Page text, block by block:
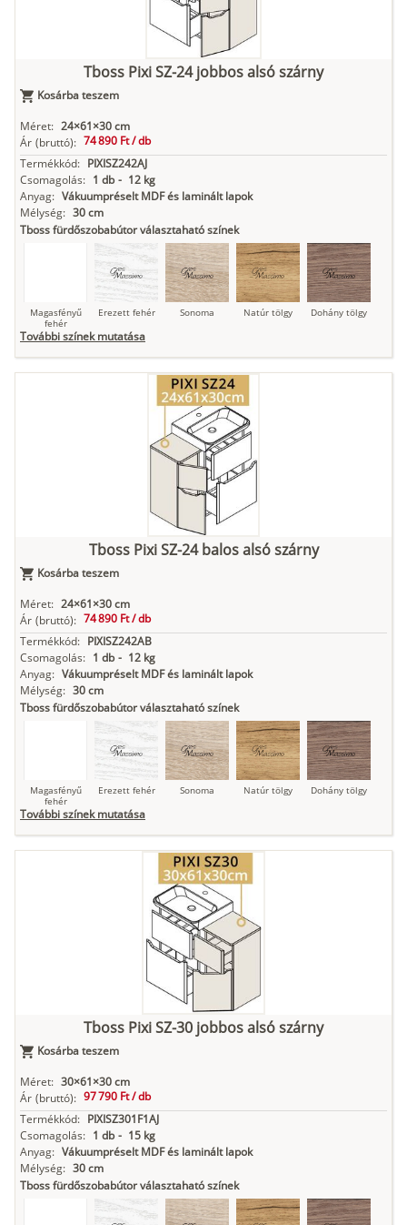
Nádzöld
Antracit Matt fekete
Tboss Pixi SZ-24 jobbos alsó szárny
Kosárba teszem
Méret: 24×61×30 cm
Ár (bruttó): 74 890 Ft /db
Termékkód: PIXISZ242AJ
Csomagolás: 1 db - 12 kg
Anyag: Vákuumpréselt MDF és laminált lapok
Mélység: 30 cm
Tboss fürdőszobabútor választaható színek
Magasfényű
fehér
Erezett fehér Sonoma Natúr tölgy Dohány tölgy
Loft beton
Szupermatt
Nádzöld
Antracit Matt fekete
További színek mutatása
Tboss Pixi SZ-24 balos alsó szárny
Kosárba teszem
Méret: 24×61×30 cm
Ár (bruttó): 74 890 Ft /db
Termékkód: PIXISZ242AB
Csomagolás: 1 db - 12 kg
Anyag: Vákuumpréselt MDF és laminált lapok
Mélység: 30 cm
Tboss fürdőszobabútor választaható színek
Magasfényű
fehér
Erezett fehér Sonoma Natúr tölgy Dohány tölgy
Loft beton
Szupermatt
Nádzöld
Antracit Matt fekete
További színek mutatása
Tboss Pixi SZ-30 jobbos alsó szárny
Kosárba teszem
Méret: 30×61×30 cm
Ár (bruttó): 97 790 Ft /db
Termékkód: PIXISZ301F1AJ
Csomagolás: 1 db - 15 kg
Anyag: Vákuumpréselt MDF és laminált lapok
Mélység: 30 cm
Tboss fürdőszobabútor választaható színek